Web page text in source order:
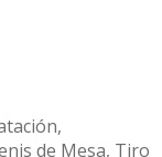
de Mesa, Tiro